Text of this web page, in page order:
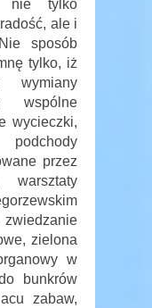
nie tylko
ale i
sposób
tylko, iż
wymiany
wspólne
wycieczki,
przez
warsztaty
zwiedzanie
zielona
w
bunkrów
zabaw,